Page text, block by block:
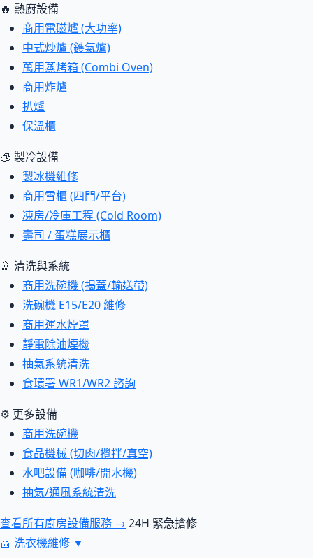
🔥 熱廚設備
商用電磁爐 (大功率)
中式炒爐 (鑊氣爐)
萬用蒸烤箱 (Combi Oven)
商用炸爐
扒爐
保溫櫃
🧊 製冷設備
製冰機維修
商用雪櫃 (四門/平台)
凍房/冷庫工程 (Cold Room)
壽司 / 蛋糕展示櫃
🚿 清洗與系統
商用洗碗機 (揭蓋/輸送帶)
洗碗機 E15/E20 維修
商用運水煙罩
靜電除油煙機
抽氣系統清洗
食環署 WR1/WR2 諮詢
⚙ 更多設備
商用洗碗機
食品機械 (切肉/攪拌/真空)
水吧設備 (咖啡/開水機)
抽氣/通風系統清洗
查看所有廚房設備服務 → 24H 緊急搶修
🧺 洗衣機維修 ▼